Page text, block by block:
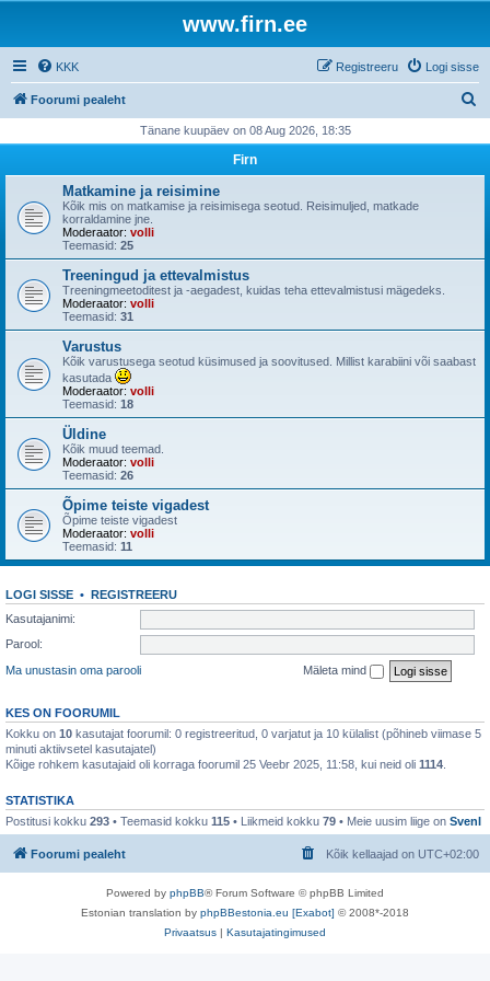
www.firn.ee
KKK Logi sisse
Registreeru
Foorumi pealeht
i
Tänane kuupäev on 08 Aug 2026, 18:35
Firn
Matkamine ja reisimine
Kõik mis on matkamise ja reisimisega seotud. Reisimuljed, matkade
korraldamine jne.
Moderaator: volli
Teemasid: 25
Treeningud ja ettevalmistus
Treeningmeetoditest ja -aegadest, kuidas teha ettevalmistusi mägedeks.
Moderaator: volli
Teemasid: 31
Varustus
Kõik varustusega seotud küsimused ja soovitused. Millist karabiini või saabast
kasutada
Moderaator: volli
Teemasid: 18
Üldine
Kõik muud teemad.
Moderaator: volli
Teemasid: 26
Õpime teiste vigadest
Õpime teiste vigadest
Moderaator: volli
Teemasid: 11
LOGI SISSE • REGISTREERU
Kasutajanimi:
Parool:
Ma unustasin oma parooli
Mäleta mind
KES ON FOORUMIL
Kokku on 10 kasutajat foorumil: 0 registreeritud, 0 varjatut ja 10 külalist (põhineb viimase 5
minuti aktiivsetel kasutajatel)
Kõige rohkem kasutajaid oli korraga foorumil 25 Veebr 2025, 11:58, kui neid oli 1114
STATISTIKA
Postitusi kokku 293 • Teemasid kokku 115 • Liikmeid kokku 79 • Meie uusim liige on SvenI
Foorumi pealeht Kõik kellaajad on UTC+02:00
Powered by phpBB® Forum Software © phpBB Limited
Estonian translation by phpBBestonia.eu [Exabot] © 2008*-2018
Privaatsus | Kasutajatingimused